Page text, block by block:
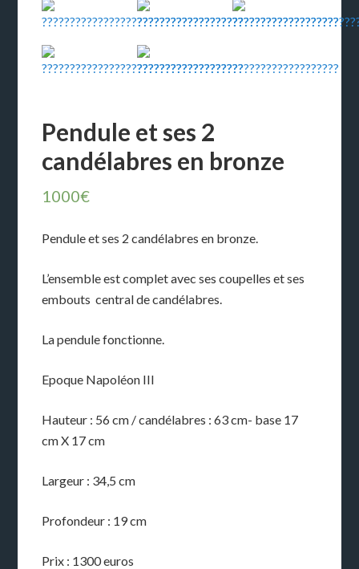
Pendule et ses 2
candélabres en bronze
1000€
Pendule et ses 2 candélabres en bronze.
L’ensemble est complet avec ses coupelles et ses
embouts central de candélabres.
La pendule fonctionne.
Epoque Napoléon III
Hauteur : 56 cm / candélabres : 63 cm- base 17
cm X 17 cm
Largeur : 34,5 cm
Profondeur : 19 cm
Prix : 1300 euros